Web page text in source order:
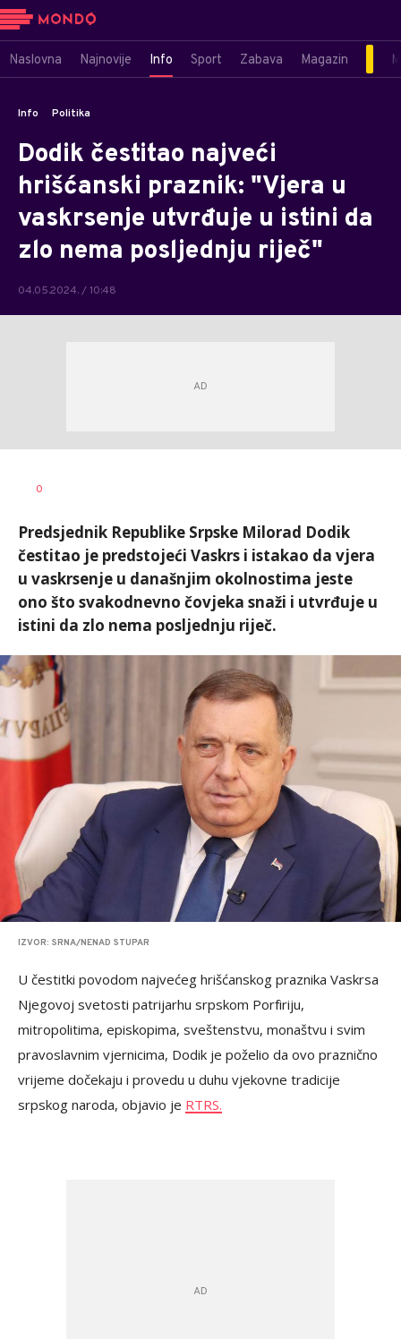
Naslovna Najnovije Info Sport Zabava Magazin
Info Politika
Dodik čestitao najveći
hrišćanski praznik: "Vjera u
vaskrsenje utvrđuje u istini da
zlo nema posljednju riječ"
04.05.2024. / 10:48
AUTOR
0
Predsjednik Republike Srpske Milorad Dodik
čestitao je predstojeći Vaskrs i istakao da vjera
u vaskrsenje u današnjim okolnostima jeste
ono što svakodnevno čovjeka snaži i utvrđuje u
istini da zlo nema posljednju riječ.
IZVOR: SRNA/NENAD STUPAR
U čestitki povodom najvećeg hrišćanskog praznika Vaskrsa
Njegovoj svetosti patrijarhu srpskom Porfiriju,
mitropolitima, episkopima, sveštenstvu, monaštvu i svim
pravoslavnim vjernicima, Dodik je poželio da ovo praznično
vrijeme dočekaju i provedu u duhu vjekovne tradicije
srpskog naroda, objavio je RTRS.